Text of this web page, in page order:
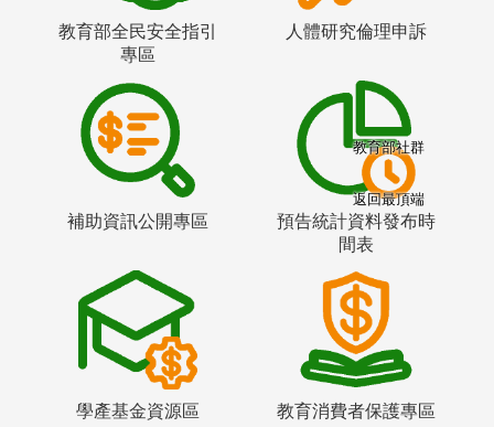
教育部全民安全指引
專區
人體研究倫理申訴
補助資訊公開專區
預告統計資料發布時
間表
學產基金資源區 教育消費者保護專區
教育部社群
返回最頂端